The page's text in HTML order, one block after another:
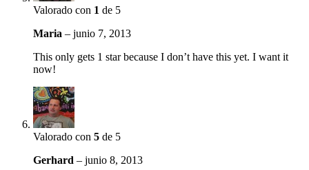
Valorado con 1 de 5
Maria – junio 7, 2013
This only gets 1 star because I don’t have this yet. I want it
now!
Valorado con 5 de 5
Gerhard – junio 8, 2013